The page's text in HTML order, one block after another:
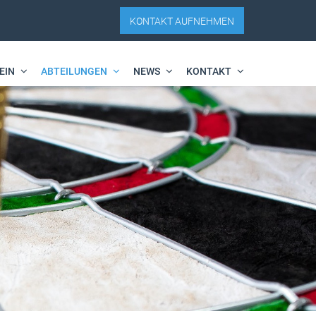
KONTAKT AUFNEHMEN
ABTEILUNGEN NEWS KONTAKT